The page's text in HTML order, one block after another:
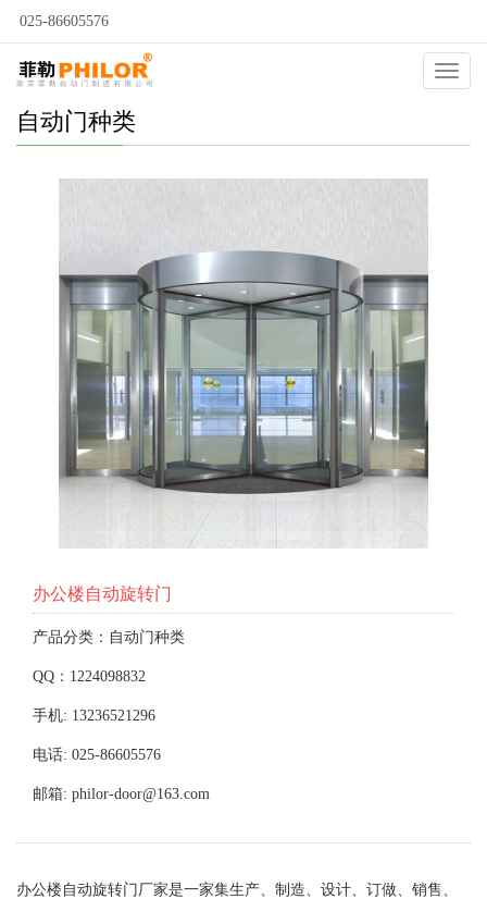
025-86605576
自动门种类
办公楼自动旋转门
产品分类：自动门种类
QQ：1224098832
手机: 13236521296
电话: 025-86605576
邮箱: philor-door@163.com
办公楼自动旋转门厂家是一家集生产、制造、设计、订做、销售、